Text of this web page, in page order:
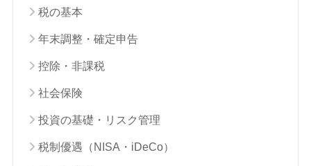
税の基本
年末調整・確定申告
控除・非課税
社会保険
投資の基礎・リスク管理
税制優遇（NISA・iDeCo）